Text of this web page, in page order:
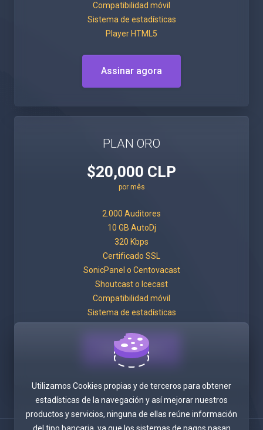
Compatibilidad móvil
Sistema de estadísticas
Player HTML5
Assinar agora
PLAN ORO
$20,000 CLP
por mês
2.000 Auditores
10 GB AutoDj
320 Kbps
Certificado SSL
SonicPanel o Centovacast
Shoutcast o Icecast
Compatibilidad móvil
Sistema de estadísticas
Assinar agora
Utilizamos Cookies propias y de terceros para obtener
estadísticas de la navegación y así mejorar nuestros
productos y servicios, ninguna de ellas reúne información